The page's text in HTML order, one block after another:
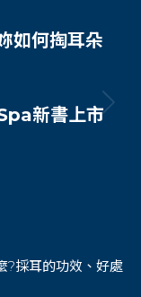
如何掏耳朵
新書上市
?採耳的功效、好處